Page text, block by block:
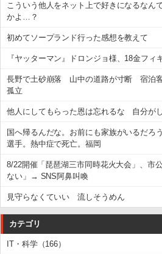
こういう他人をネット上で好きになるなん
かよ…？
初めてソープランド行った感想を教えて
『ヤッターマン』ドロンジョ様、18金フィ
長野で土砂崩落 山中の道路が寸断 宿泊
孤立
他人にしてもらった恩は忘れるな 自分が
国へ帰るんだな。お前にも家族がいるだ
選手。熱中症で死亡。福岡
8/22開催「琵琶湖三市同時花火大会」、市
ない」→ SNS阿鼻叫喚
見守らなくていい 流しそうめん
カテゴリ
IT・科学（166）